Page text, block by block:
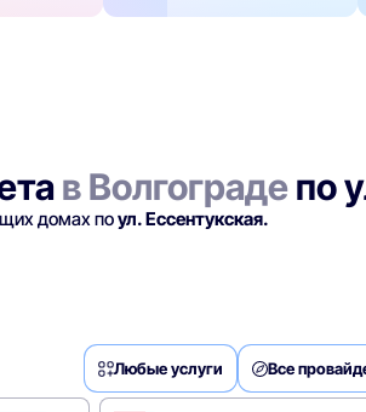
в Волгоградепо
домах поул. Ессентукская.
Любые услуги Все